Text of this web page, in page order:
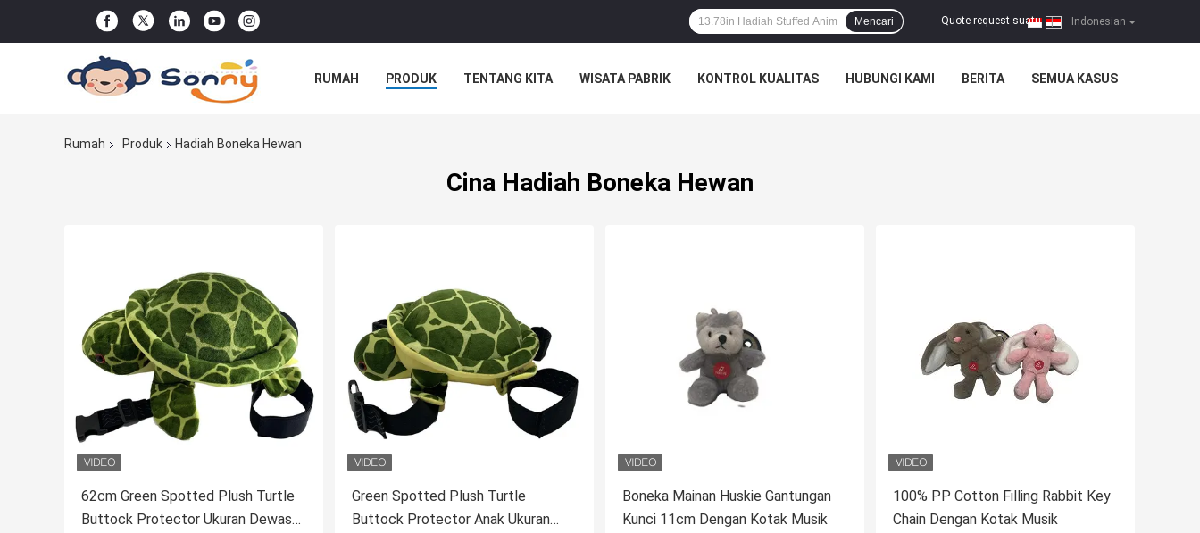
Indonesian
Quote request suatu |
Mencari
RUMAH PRODUK TENTANG KITA WISATA PABRIK KONTROL KUALITAS HUBUNGI KAMI BERITA SEMUA KASUS
Rumah
Produk Hadiah Boneka Hewan
Cina Hadiah Boneka Hewan
62cm Green Spotted Plush Turtle
Buttock Protector Ukuran Dewasa
Green Spotted Plush Turtle
Buttock Protector Anak Ukuran
Boneka Mainan Huskie Gantungan
Kunci 11cm Dengan Kotak Musik
100% PP Cotton Filling Rabbit Key
Chain Dengan Kotak Musik